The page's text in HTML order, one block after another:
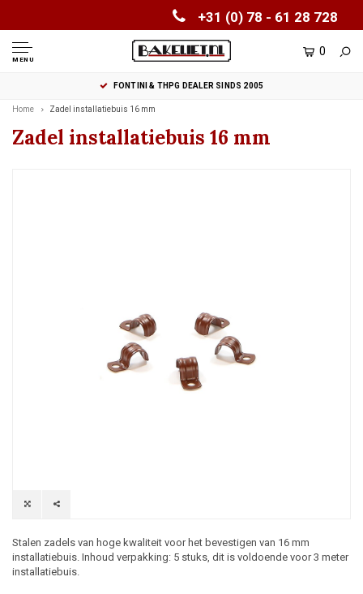
+31 (0) 78 - 61 28 728
MENU
0
FONTINI & THPG DEALER SINDS 2005
Home Zadel installatiebuis 16 mm
Zadel installatiebuis 16 mm
Stalen zadels van hoge kwaliteit voor het bevestigen van 16 mm
installatiebuis. Inhoud verpakking: 5 stuks, dit is voldoende voor 3 meter
installatiebuis.